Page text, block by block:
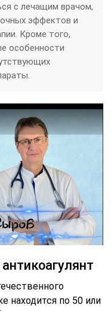
с лечащим врачом,
эффектов и
Кроме того,
особенности
находится по 50 или